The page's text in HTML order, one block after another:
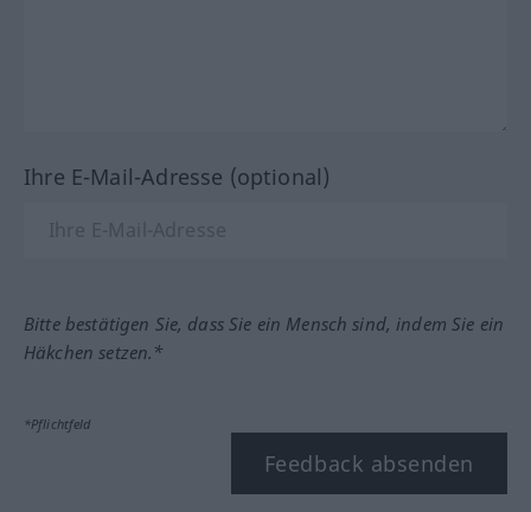
Ihre E-Mail-Adresse (optional)
Bitte bestätigen Sie, dass Sie ein Mensch sind, indem Sie ein
Häkchen setzen.*
*Pflichtfeld
Feedback absenden